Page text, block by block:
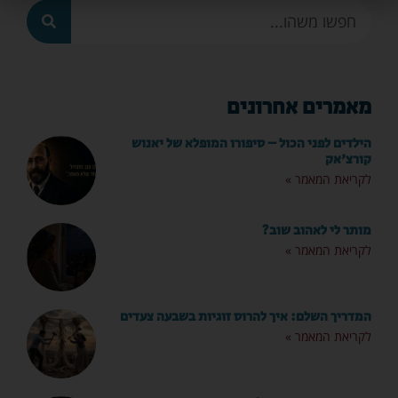
מאמרים אחרונים
הילדים לפני הכול – סיפורו המופלא של יאנוש
קורצ'אק
לקריאת המאמר »
מותר לי לאהוב שוב?
לקריאת המאמר »
המדריך השלם: איך להרוס זוגיות בשבעה צעדים
לקריאת המאמר »